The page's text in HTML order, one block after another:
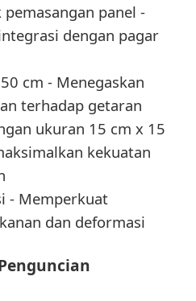
panel -
dengan pagar
cm - Menegaskan
terhadap getaran
ukuran 15 cm x 15
kekuatan
- Memperkuat
dan deformasi